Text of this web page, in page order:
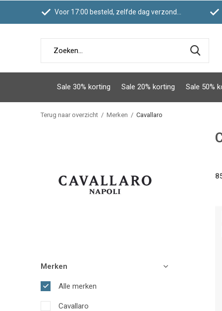
Sale 30% korting Sale 20% korting Sale 50%
Voor 17:00 besteld, zelfde dag verzonden
Terug naar overzicht Merken Cavallaro
Merken
Alle merken
Cavallaro